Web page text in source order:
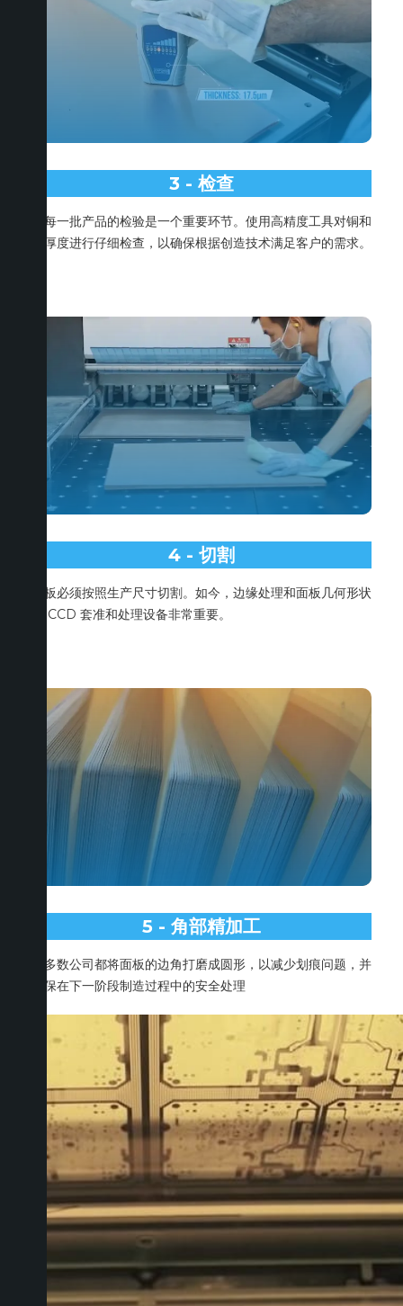
3 - 检查
对每一批产品的检验是一个重要环节。使用高精度工具对铜和
总厚度进行仔细检查，以确保根据创造技术满足客户的需求。
4 - 切割
面板必须按照生产尺寸切割。如今，边缘处理和面板几何形状
对 CCD 套准和处理设备非常重要。
5 - 角部精加工
大多数公司都将面板的边角打磨成圆形，以减少划痕问题，并
确保在下一阶段制造过程中的安全处理